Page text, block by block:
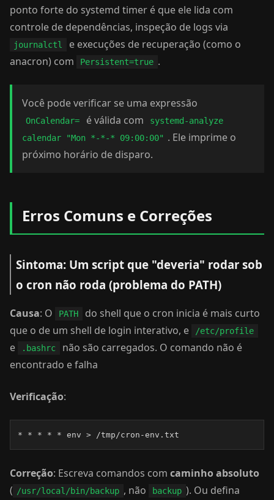
ponto forte do systemd timer é que ele lida com
controle de dependências, inspeção de logs via
journalctl
e execuções de recuperação (como o
anacron) com
Persistent=true .
Você pode verificar se uma expressão
OnCalendar= é válida com
systemd-analyze
calendar "Mon *-*-* 09:00:00" . Ele imprime o
próximo horário de disparo.
Erros Comuns e Correções
Sintoma: Um script que "deveria" rodar sob
o cron não roda (problema do PATH)
Causa: O PATH
do shell que o cron inicia é mais curto
que o de um shell de login interativo, e
/etc/profile
e .bashrc
não são carregados. O comando não é
encontrado e falha
Verificação:
* * * * * env > /tmp/cron-env.txt
Correção: Escreva comandos com caminho absoluto
( /usr/local/bin/backup , não backup ). Ou defina